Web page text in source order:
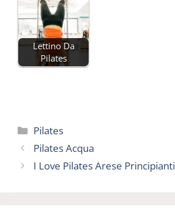
Lettino Da
Pilates
Categorie
Pilates
Pilates Acqua
I Love Pilates Arese Principianti